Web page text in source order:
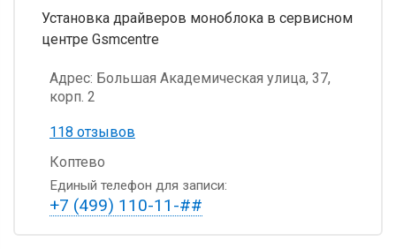
Установка драйверов моноблока в сервисном
центре Gsmcentre
Адрес: Большая Академическая улица, 37,
корп. 2
118 отзывов
Коптево
Единый телефон для записи:
+7 (499) 110-11-##